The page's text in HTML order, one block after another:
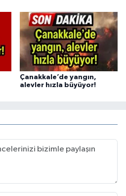
Çanakkale’de yangın,
alevler hızla büyüyor!